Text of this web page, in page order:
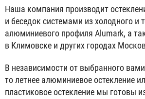
Наша компания производит
и беседок системами из холодного и
алюминиевого профиля Alumark, а
в Климовске и других городах
В независимости от выбранного
то летнее алюминиевое остекление
пластиковое остекление мы готовы